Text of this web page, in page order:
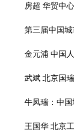
房超 华贸中
武斌 北京国